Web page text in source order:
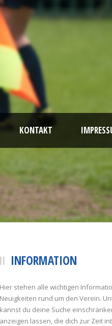
KONTAKT
INFORMATION
Hier stehen alle wichtigen
Neuigkeiten rund um den Verein.
kannst du deine Suche
anzeigen lassen, die dich zur Zeit